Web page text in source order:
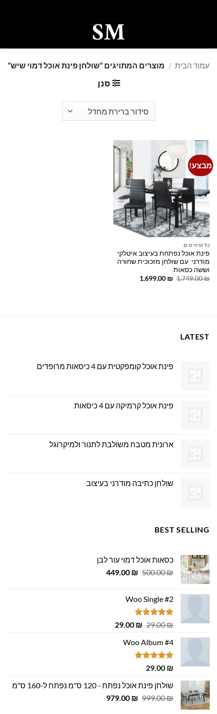
עמוד הבית / מוצרים המתויגים “שולחן פינת אוכל דמוי שיש”
סנן
מבצע!
Add to
wishlist
כל הרהיטים
פינת אוכל נפתחת בעיצוב איטלקי
מודרני עם שולחן מזכוכית שחורה
וששה כסאות
1,749.00₪
המחיר
1,699.00 ₪
המחיר
LATEST
פינת אוכל קומפקטית עם 4 כיסאות מרופדים
פינת אוכל קרמיקה עם 4 כיסאות
ארונית מטבח משולבת לתנור ולמיקרוגל
שולחן כתיבה מודרני בעיצוב
BEST SELLING
כסאות אוכל דמוי עור לבן
500.00₪
המחיר
500.00 ₪.
449.00 ₪
המחיר
Woo Single #2
דורג4.75
29.00₪
המחיר
היה:
29.00 ₪.
29.00 ₪
המחיר
Woo Album #4
דורג5.00
29.00 ₪
שולחן פינת אוכל נפתח - 120 ס"מ נפתח ל-160 ס"מ
999.00₪
המחיר
979.00 ₪
המחיר